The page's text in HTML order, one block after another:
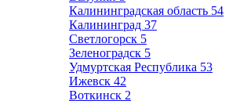
Калининградская область 54
Калининград 37
Светлогорск 5
Зеленоградск 5
Удмуртская Республика 53
Ижевск 42
Воткинск 2